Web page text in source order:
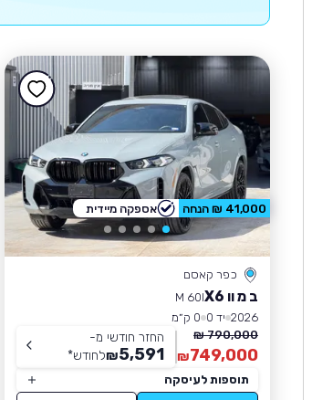
כפר קאסם
ב מ וו X6
M 60I
2026 יד 0
0 ק״מ
790,000 ₪
749,000
₪
החזר חודשי מ-
5,591
₪לחודש*
תוספות לעיסקה
41,000 ₪ הנחה אספקה מיידית